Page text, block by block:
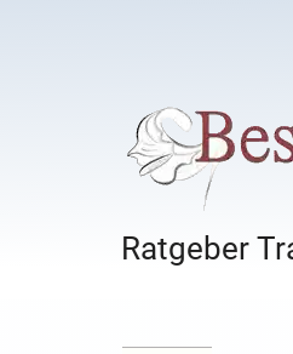
Ratgeber